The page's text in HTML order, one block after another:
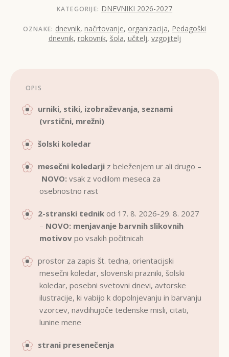
KATEGORIJE: DNEVNIKI 2026-2027
OZNAKE: dnevnik,načrtovanje, organizacija, Pedagoški
dnevnik, rokovnik, šola, učitelj, vzgojitelj
OPIS
urniki, stiki, izobraževanja, seznami
(vrstični, mrežni)
šolski koledar
mesečni koledarji z beleženjem ur ali drugo –
NOVO: vsak z vodilom meseca za
osebnostno rast
2-stranski tednik od 17. 8. 2026-29. 8. 2027
– NOVO: menjavanje barvnih slikovnih
motivov po vsakih počitnicah
prostor za zapis št. tedna, orientacijski
mesečni koledar, slovenski prazniki, šolski
koledar, posebni svetovni dnevi, avtorske
ilustracije, ki vabijo k dopolnjevanju in barvanju
vzorcev, navdihujoče tedenske misli, citati,
lunine mene
strani presenečenja